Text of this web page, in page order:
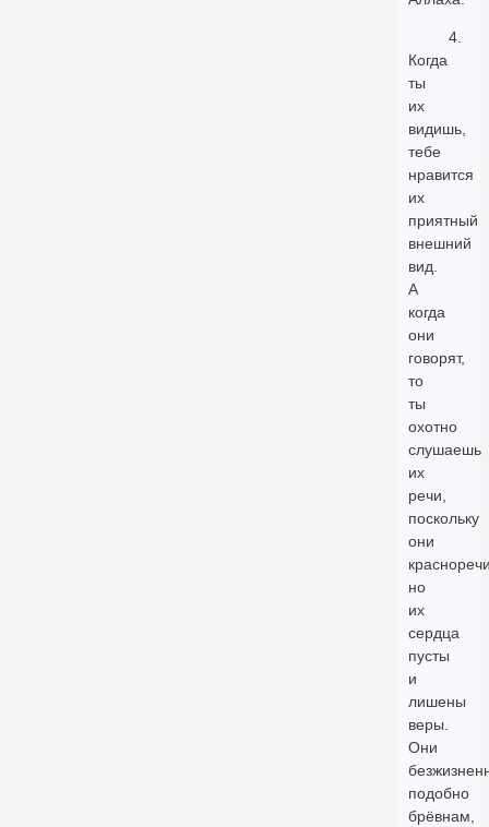
4.
Когда
ты
их
видишь,
тебе
нравится
их
приятный
внешний
вид.
А
когда
они
говорят,
то
ты
охотно
слушаешь
их
речи,
поскольку
они
но
их
сердца
пусты
и
лишены
веры.
Они
подобно
брёвнам,